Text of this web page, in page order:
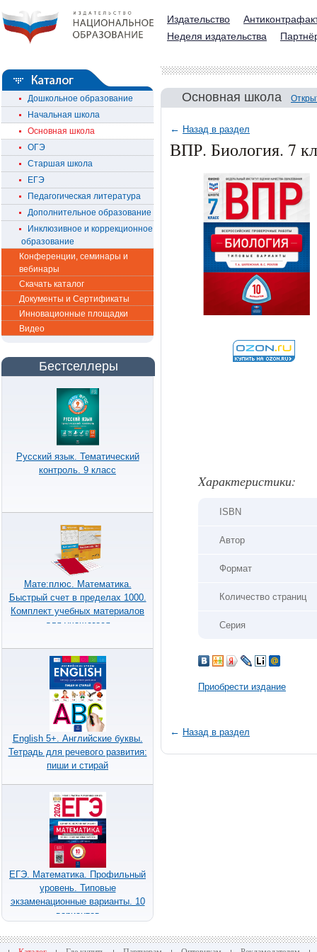
Издательство
Неделя издательства
Дошкольное образование
Начальная школа
Основная школа
ОГЭ
Старшая школа
ЕГЭ
Педагогическая литература
Дополнительное образование
Инклюзивное и коррекционное
образование
Конференции, семинары и
вебинары
Скачать каталог
Документы и Сертификаты
Инновационные площадки
Видео
Бестселлеры
Русский язык. Тематический
контроль. 9 класс
Мате:плюс. Математика.
Быстрый счет в пределах 1000.
Комплект учебных материалов
для учащегося
English 5+. Английские буквы.
Тетрадь для речевого развития:
пиши и стирай
ЕГЭ. Математика. Профильный
уровень. Типовые
экзаменационные варианты. 10
вариантов
Основная школа
← Назад в раздел
ВПР. Биология. 7
Xарактеристики:
ISBN
Автор
Формат
Количество страниц
Серия
Приобрести издание
← Назад в раздел